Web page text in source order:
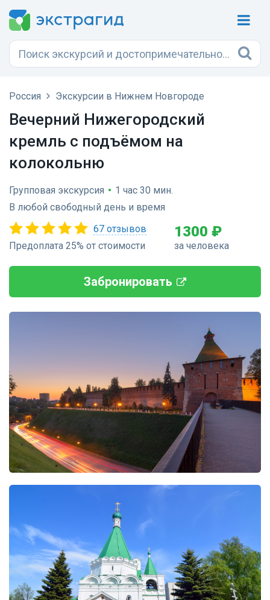
Россия Экскурсии в Нижнем Новгороде
​​Вечерний Нижегородский
кремль с подъёмом на
колокольню
Групповая экскурсия • 1 час 30 мин.
В любой свободный день и время
67 отзывов
Предоплата 25% от стоимости
1300 ₽
за человека
Забронировать